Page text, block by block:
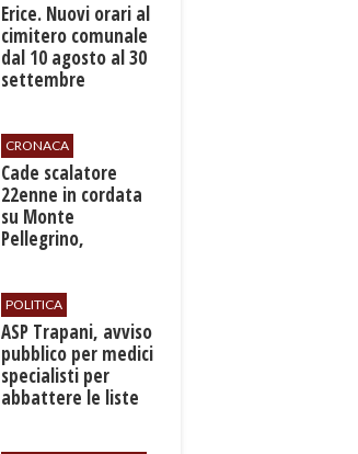
​Erice. Nuovi orari al
cimitero comunale
dal 10 agosto al 30
settembre
CRONACA
​Cade scalatore
22enne in cordata
su Monte
Pellegrino,
gamba
POLITICA
ASP Trapani, avviso
pubblico per medici
specialisti per
abbattere le liste